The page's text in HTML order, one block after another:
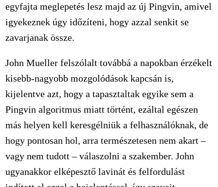
egyfajta meglepetés lesz majd az új Pingvin, amivel
igyekeznek úgy időzíteni, hogy azzal senkit se
zavarjanak össze.
John Mueller felszólalt továbbá a napokban érzékelt
kisebb-nagyobb mozgolódások kapcsán is,
kijelentve azt, hogy a tapasztaltak egyike sem a
Pingvin algoritmus miatt történt, ezáltal egészen
más helyen kell keresgélniük a felhasználóknak, de
hogy pontosan hol, arra természetesen nem akart –
vagy nem tudott – válaszolni a szakember. John
ugyanakkor elképesztő lavinát és felfordulást